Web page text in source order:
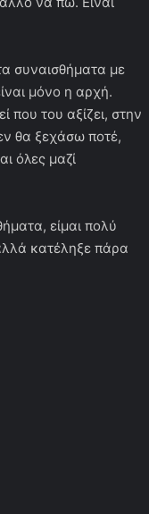
συναισθήματα με
μόνο η αρχή.
που του αξίζει, στην
θα ξεχάσω ποτέ,
όλες μαζί
είμαι πολύ
κατέληξε πάρα